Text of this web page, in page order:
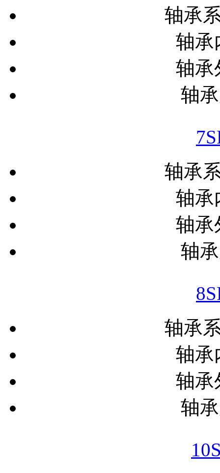
轴承
轴承
轴承
轴
轴承
轴承
轴承
轴
轴承
轴承
轴承
轴